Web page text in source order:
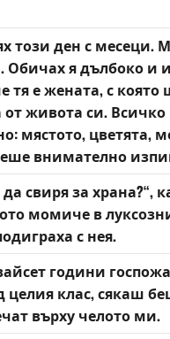
този ден с месеци.
Обичах я дълбоко и
тя е жената, с
от живота си.
мястото, цветята,
внимателно
свиря за храна?“,
момиче в
с нея.
години
целия клас, сякаш
върху челото ми.